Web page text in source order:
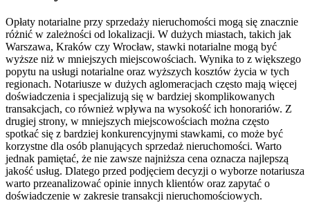
Opłaty notarialne przy sprzedaży nieruchomości mogą się znacznie
różnić w zależności od lokalizacji. W dużych miastach, takich jak
Warszawa, Kraków czy Wrocław, stawki notarialne mogą być
wyższe niż w mniejszych miejscowościach. Wynika to z większego
popytu na usługi notarialne oraz wyższych kosztów życia w tych
regionach. Notariusze w dużych aglomeracjach często mają więcej
doświadczenia i specjalizują się w bardziej skomplikowanych
transakcjach, co również wpływa na wysokość ich honorariów. Z
drugiej strony, w mniejszych miejscowościach można często
spotkać się z bardziej konkurencyjnymi stawkami, co może być
korzystne dla osób planujących sprzedaż nieruchomości. Warto
jednak pamiętać, że nie zawsze najniższa cena oznacza najlepszą
jakość usług. Dlatego przed podjęciem decyzji o wyborze notariusza
warto przeanalizować opinie innych klientów oraz zapytać o
doświadczenie w zakresie transakcji nieruchomościowych.